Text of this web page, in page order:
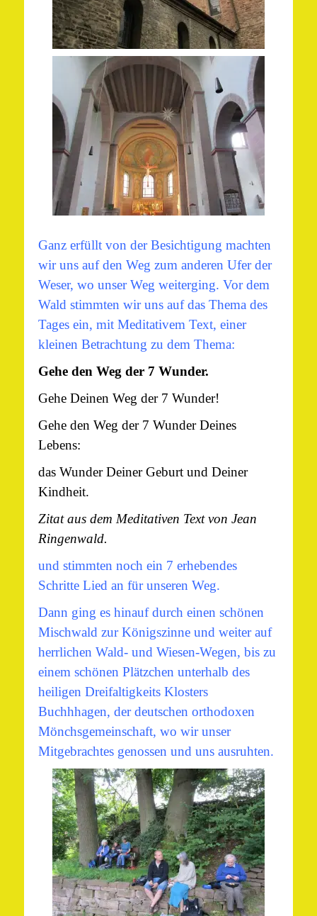
Ganz erfüllt von der Besichtigung machten
wir uns auf den Weg zum anderen Ufer der
Weser, wo unser Weg weiterging. Vor dem
Wald stimmten wir uns auf das Thema des
Tages ein, mit Meditativem Text, einer
kleinen Betrachtung zu dem Thema:
Gehe den Weg der 7 Wunder.
Gehe Deinen Weg der 7 Wunder!
Gehe den Weg der 7 Wunder Deines
Lebens:
das Wunder Deiner Geburt und Deiner
Kindheit.
Zitat aus dem Meditativen Text von Jean
Ringenwald.
und stimmten noch ein 7 erhebendes
Schritte Lied an für unseren Weg.
Dann ging es hinauf durch einen schönen
Mischwald zur Königszinne und weiter auf
herrlichen Wald- und Wiesen-Wegen, bis zu
einem schönen Plätzchen unterhalb des
heiligen Dreifaltigkeits Klosters
Buchhhagen, der deutschen orthodoxen
Mönchsgemeinschaft, wo wir unser
Mitgebrachtes genossen und uns ausruhten.